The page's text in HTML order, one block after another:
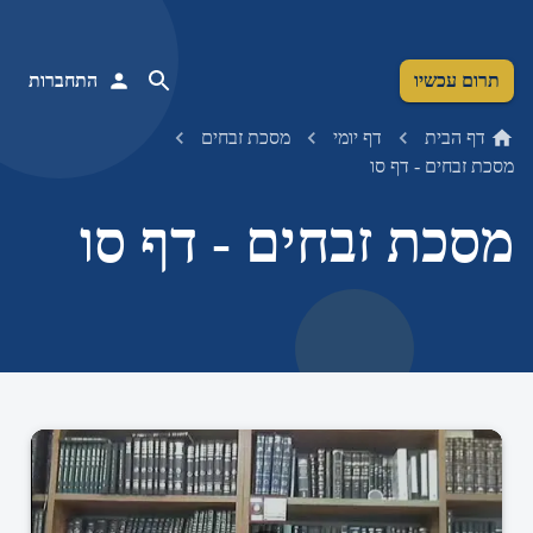
תרום עכשיו התחברות
דף הבית דף יומי
מסכת זבחים
מסכת זבחים - דף סו
מסכת זבחים - דף סו